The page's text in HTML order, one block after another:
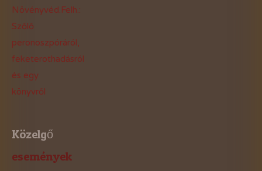
Növényvéd.Felh.:
Szőlő
peronoszpóráról,
feketerothadásról
és egy
könyvről
Közelgő
események